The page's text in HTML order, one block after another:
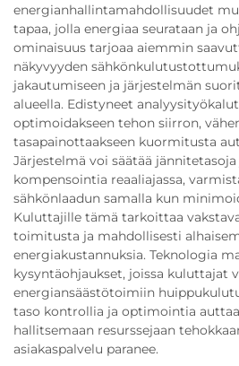
energianhallintamahdollisuudet
tapaa, jolla energiaa seurataan ja
ominaisuus tarjoaa aiemmin
näkyvyyden
jakautumiseen ja järjestelmän
alueella. Edistyneet
optimoidakseen tehon siirron,
tasapainottaakseen kuormitusta
Järjestelmä voi säätää
kompensointia reaaliajassa,
sähkönlaadun samalla kun
Kuluttajille tämä tarkoittaa
toimitusta ja mahdollisesti
energiakustannuksia. Teknologia
kysyntäohjaukset, joissa kuluttajat
energiansäästötoimiin
taso kontrollia ja optimointia
hallitsemaan resurssejaan
asiakaspalvelu paranee.